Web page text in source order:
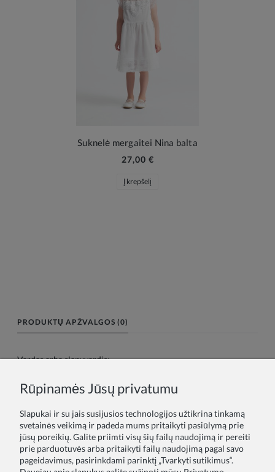
Suknelė mergaitei Nina balta
27,00 €
Į krepšelį
PRODUKTŲ APŽVALGOS (0)
Vardas arba slapyvardis:
Rūpinamės Jūsų privatumu
Slapukai ir su jais susijusios technologijos užtikrina tinkamą
svetainės veikimą ir padeda mums pritaikyti pasiūlymą prie
jūsų poreikių. Galite priimti visų šių failų naudojimą ir pereiti
prie parduotuvės arba pritaikyti failų naudojimą pagal savo
pageidavimus, pasirinkdami parinktį „Tvarkyti sutikimus“.